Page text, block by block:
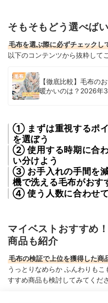
そもそもどう選べば
毛布を選ぶ際に必ずチェックし
以下のコンテンツから抜粋して
【徹底比較】毛布の
暖かいのは？2026年3
① まずは重視するポ
を選ぼう
② 使用する時期に合
い分けよう
③ お手入れの手間を
機で洗える毛布がおす
④ 使う人数に合わせ
マイベストおすすめ
商品も紹介
毛布の検証で上位を獲得した商
うっとりなめらか ふんわりも
すすめ商品も検討してみてくだ